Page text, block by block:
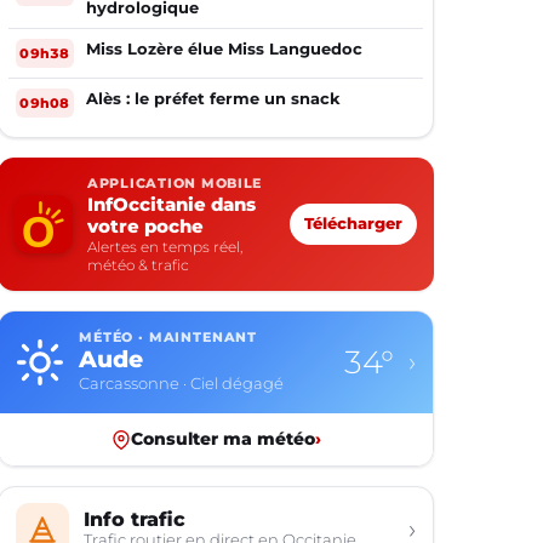
hydrologique
09h38 Miss Lozère élue Miss Languedoc
09h08 Alès : le préfet ferme un snack
APPLICATION MOBILE
InfOccitanie dans
votre poche
Alertes en temps réel,
météo & trafic
Télécharger
MÉTÉO · MAINTENANT
Aude
Carcassonne · Ciel dégagé
34° ›
Consulter ma météo›
Info trafic ›